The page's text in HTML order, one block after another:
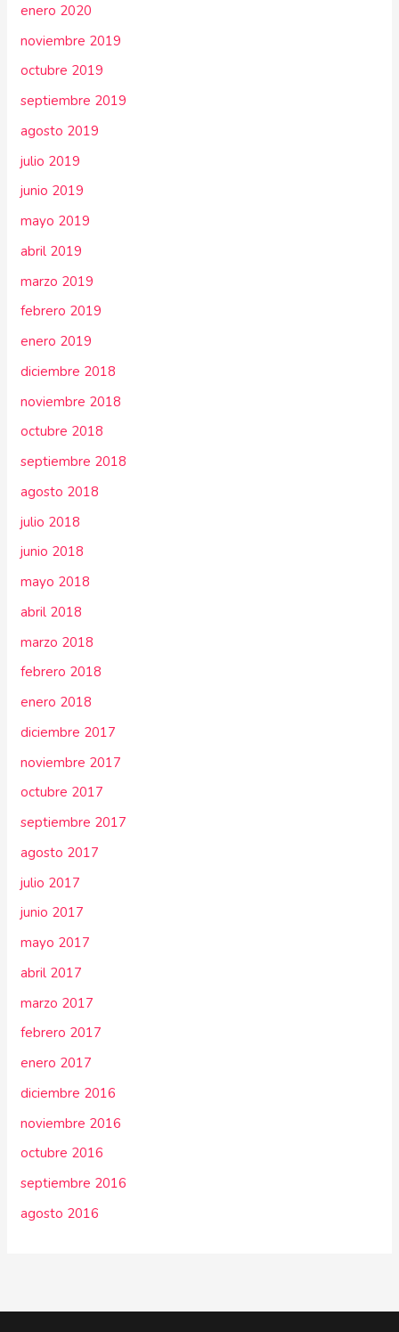
enero 2020
noviembre 2019
octubre 2019
septiembre 2019
agosto 2019
julio 2019
junio 2019
mayo 2019
abril 2019
marzo 2019
febrero 2019
enero 2019
diciembre 2018
noviembre 2018
octubre 2018
septiembre 2018
agosto 2018
julio 2018
junio 2018
mayo 2018
abril 2018
marzo 2018
febrero 2018
enero 2018
diciembre 2017
noviembre 2017
octubre 2017
septiembre 2017
agosto 2017
julio 2017
junio 2017
mayo 2017
abril 2017
marzo 2017
febrero 2017
enero 2017
diciembre 2016
noviembre 2016
octubre 2016
septiembre 2016
agosto 2016